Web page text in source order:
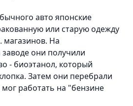
авто японские
или старую одежду
магазинов. На
они получили
- биоэтанол, который
Затем они перебрали
работать на "бензине